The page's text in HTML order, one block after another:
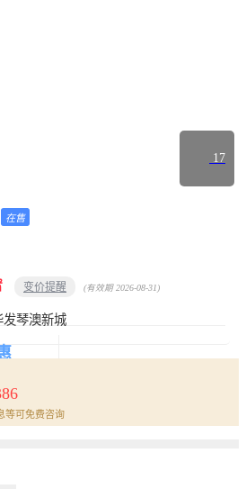
17
在售
变价提醒 (有效期 2026-08-31)
发琴澳新城
等可免费咨询